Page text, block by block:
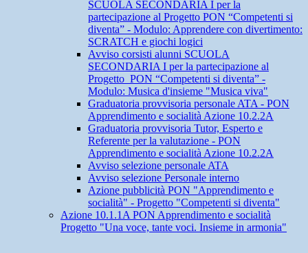
SCUOLA SECONDARIA I per la
partecipazione al Progetto PON “Competenti si
diventa” - Modulo: Apprendere con divertimento:
SCRATCH e giochi logici
Avviso corsisti alunni SCUOLA
SECONDARIA I per la partecipazione al
Progetto PON “Competenti si diventa” -
Modulo: Musica d'insieme "Musica viva"
Graduatoria provvisoria personale ATA - PON
Apprendimento e socialità Azione 10.2.2A
Graduatoria provvisoria Tutor, Esperto e
Referente per la valutazione - PON
Apprendimento e socialità Azione 10.2.2A
Avviso selezione personale ATA
Avviso selezione Personale interno
Azione pubblicità PON "Apprendimento e
socialità" - Progetto "Competenti si diventa"
Azione 10.1.1A PON Apprendimento e socialità
Progetto "Una voce, tante voci. Insieme in armonia"